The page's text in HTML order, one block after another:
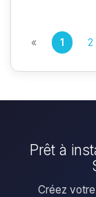
« 1 2
Prêt à
Créez